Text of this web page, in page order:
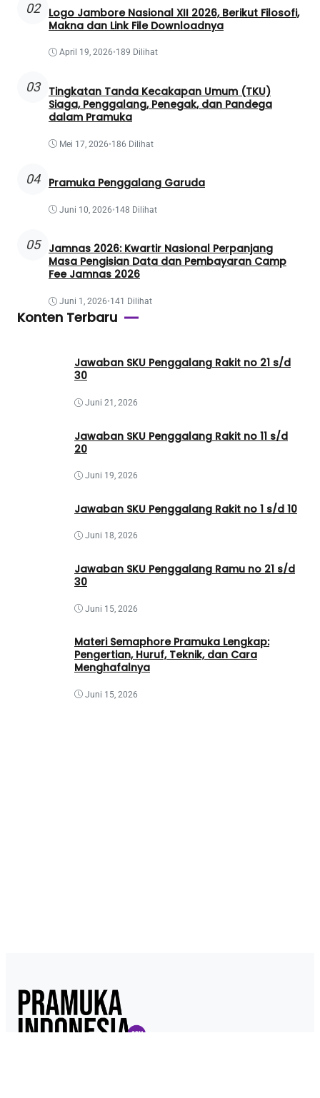
02
Logo Jambore Nasional XII 2026, Berikut Filosofi,
Makna dan Link File Downloadnya
April 19, 2026•189 Dilihat
03
Tingkatan Tanda Kecakapan Umum (TKU)
Siaga, Penggalang, Penegak, dan Pandega
dalam Pramuka
Mei 17, 2026•186 Dilihat
04 Pramuka Penggalang Garuda
Juni 10, 2026•148 Dilihat
05
Jamnas 2026: Kwartir Nasional Perpanjang
Masa Pengisian Data dan Pembayaran Camp
Fee Jamnas 2026
Juni 1, 2026•141 Dilihat
Konten Terbaru
Jawaban SKU Penggalang Rakit no 21 s/d
30
Juni 21, 2026
Jawaban SKU Penggalang Rakit no 11 s/d
20
Juni 19, 2026
Jawaban SKU Penggalang Rakit no 1 s/d 10
Juni 18, 2026
Jawaban SKU Penggalang Ramu no 21 s/d
30
Juni 15, 2026
Materi Semaphore Pramuka Lengkap:
Pengertian, Huruf, Teknik, dan Cara
Menghafalnya
Juni 15, 2026